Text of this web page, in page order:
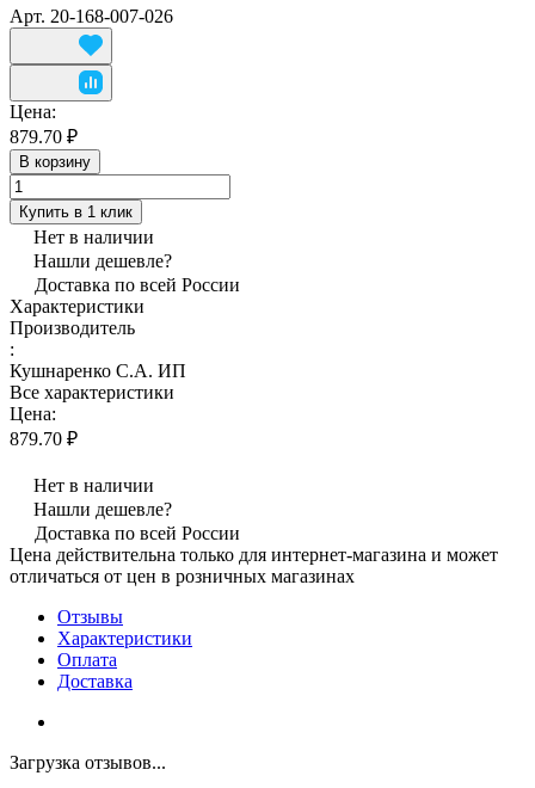
Арт. 20-168-007-026
Цена:
879.70 ₽
В корзину
Купить в 1 клик
Нет в наличии
Нашли дешевле?
Доставка по всей России
Характеристики
Производитель
:
Кушнаренко С.А. ИП
Все характеристики
Цена:
879.70 ₽
Нет в наличии
Нашли дешевле?
Доставка по всей России
Цена действительна только для интернет-магазина и может
отличаться от цен в розничных магазинах
Отзывы
Характеристики
Оплата
Доставка
Загрузка отзывов...